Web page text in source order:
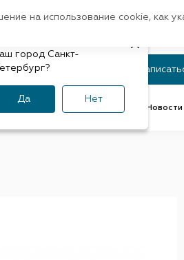
Санкт-Петербург Быстрая
Статус заказа
Новости
город Санкт-
Да Нет
на использование cookie, как